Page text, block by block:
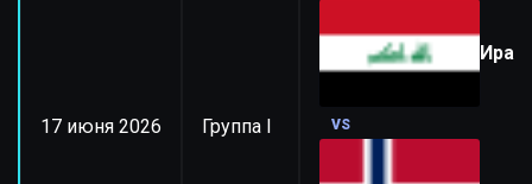
17 июня 2026 Группа I
Ирак
VS